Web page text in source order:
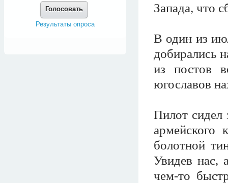
Запада, что
В один из
добирались
из постов
югославов
Пилот сидел
армейского
болотной
Увидев нас,
чем-то
Голосовать
Результаты опроса